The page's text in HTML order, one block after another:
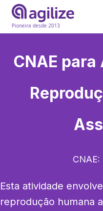
Pioneira desde 2013
CNAE para
CNAE:
Esta atividade
reprodução humana